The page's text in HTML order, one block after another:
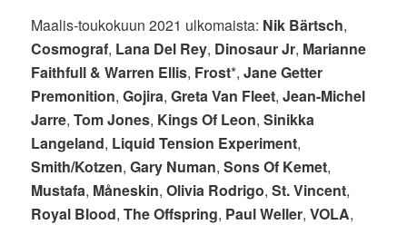
Maalis-toukokuun 2021 ulkomaista: Nik Bärtsch,
Cosmograf, Lana Del Rey, Dinosaur Jr, Marianne
Faithfull & Warren Ellis, Frost*,Jane Getter
Premonition,Gojira,Greta Van Fleet,Jean-Michel
Jarre,Tom Jones, Kings Of Leon,Sinikka
Langeland, Liquid Tension Experiment,
Smith/Kotzen,Gary Numan,Sons Of Kemet,
Mustafa, Måneskin,Olivia Rodrigo,St. Vincent,
Royal Blood,The Offspring, Paul Weller,VOLA,